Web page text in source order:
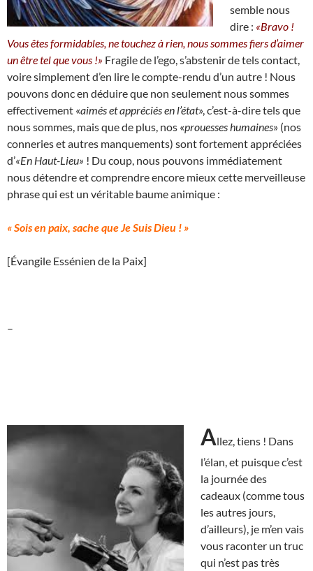
semble nous
dire : «Bravo !
Vous êtes formidables, ne touchez à rien, nous sommes fiers d’aimer
un être tel que vous !» Fragile de l’ego, s’abstenir de tels contact,
voire simplement d’en lire le compte-rendu d’un autre ! Nous
pouvons donc en déduire que non seulement nous sommes
effectivement «aimés et appréciés en l’état», c’est-à-dire tels que
nous sommes, mais que de plus, nos «prouesses humaines» (nos
conneries et autres manquements) sont fortement appréciées
d’«En Haut-Lieu» ! Du coup, nous pouvons immédiatement
nous détendre et comprendre encore mieux cette merveilleuse
phrase qui est un véritable baume animique :
« Sois en paix, sache que Je Suis Dieu ! »
[Évangile Essénien de la Paix]
–
Allez, tiens ! Dans
l’élan, et puisque c’est
la journée des
cadeaux (comme tous
les autres jours,
d’ailleurs), je m’en vais
vous raconter un truc
qui n’est pas très